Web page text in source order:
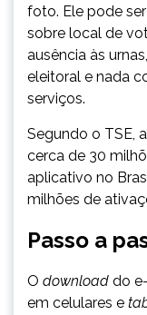
foto. Ele pode
sobre local de
ausência às
eleitoral e nada
serviços.
Segundo o TSE,
cerca de 30
aplicativo no
milhões de
Passo a
O download do
em celulares e